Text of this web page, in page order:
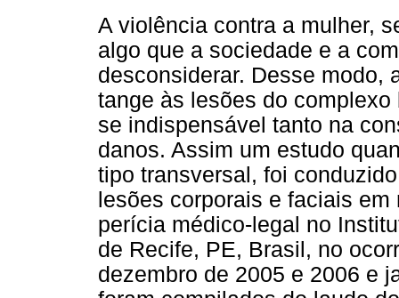
A violência contra a mulher,
algo que a sociedade e a
desconsiderar. Desse modo,
tange às lesões do
se indispensável tanto na
danos. Assim um estudo
tipo transversal, foi
lesões corporais e faciais
perícia médico-legal no
de Recife, PE, Brasil, no
dezembro de 2005 e 2006 e